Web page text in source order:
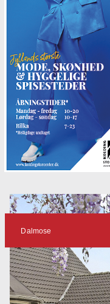
Dalmose